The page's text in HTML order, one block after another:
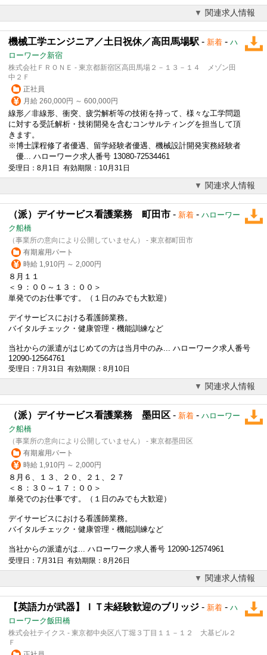
関連求人情報
機械工学エンジニア／土日祝休／高田馬場駅 - 新着 - ハ
ローワーク新宿
株式会社ＦＲＯＮＥ - 東京都新宿区高田馬場２－１３－１４ メゾン田
中２Ｆ
正社員
月給 260,000円 ～ 600,000円
線形／非線形、衝突、疲労解析等の技術を持って、様々な工学問題
に対する受託解析・技術開発を含むコンサルティングを担当して頂
きます。
※博士課程修了者優遇、 留学経験者優遇、機械設計開発実務経験者
優... ハローワーク求人番号 13080-72534461
受理日：8月1日 有効期限：10月31日
関連求人情報
（派）デイサービス看護業務 町田市 - 新着 - ハローワー
ク船橋
（事業所の意向により公開していません） - 東京都町田市
有期雇用パート
時給 1,910円 ～ 2,000円
８月１１
＜９：００～１３：００＞
単発でのお仕事です。（１日のみでも大歓迎）
デイサービスにおける看護師業務。
バイタルチェック・健康管理・機能訓練など
当社からの派遣がはじめての方は当月中のみ... ハローワーク求人番号
12090-12564761
受理日：7月31日 有効期限：8月10日
関連求人情報
（派）デイサービス看護業務 墨田区 - 新着 - ハローワー
ク船橋
（事業所の意向により公開していません） - 東京都墨田区
有期雇用パート
時給 1,910円 ～ 2,000円
８月６、１３、２０、２１、２７
＜８：３０～１７：００＞
単発でのお仕事です。（１日のみでも大歓迎）
デイサービスにおける看護師業務。
バイタルチェック・健康管理・機能訓練など
当社からの派遣がは... ハローワーク求人番号 12090-12574961
受理日：7月31日 有効期限：8月26日
関連求人情報
【英語力が武器】ＩＴ未経験歓迎のブリッジ - 新着 - ハ
ローワーク飯田橋
株式会社テイクス - 東京都中央区八丁堀３丁目１１－１２ 大基ビル２
Ｆ